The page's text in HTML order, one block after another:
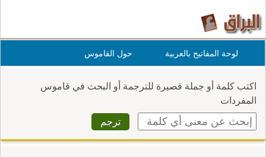
لوحة المفاتيح بالعربية حول القاموس
اكتب كلمة أو جملة قصيرة للترجمة أو البحث في قاموس
المفردات